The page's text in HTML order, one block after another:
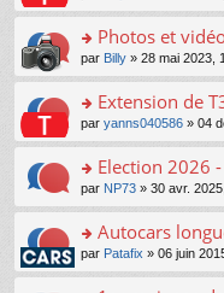
e
nt
u
s
ré
c
e
nt
n
le
pl
u
s
ré
c
e
nt
e
n
n
le
pl
u
s
ré
c
e
nt
s
a
g
e
n
n
le
pl
u
s
ré
c
e
le
m
e
s
a
g
e
n
n
le
pl
u
s
n
s
ult
er
le
m
e
s
a
g
e
n
n
o
n
s
ult
er
le
m
e
s
a
g
e
Photos et
par Billy » 28 mai 2023,
o
n
s
ult
er
le
m
e
s
Extension de
par yanns040586 » 04
o
n
s
ult
er
le
Election 2026
par NP73 » 30 avr.
o
n
s
Autocars
par Patafix » 06 juin